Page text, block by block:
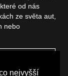
nejvyšší
od nás
ze světa aut,
nebo